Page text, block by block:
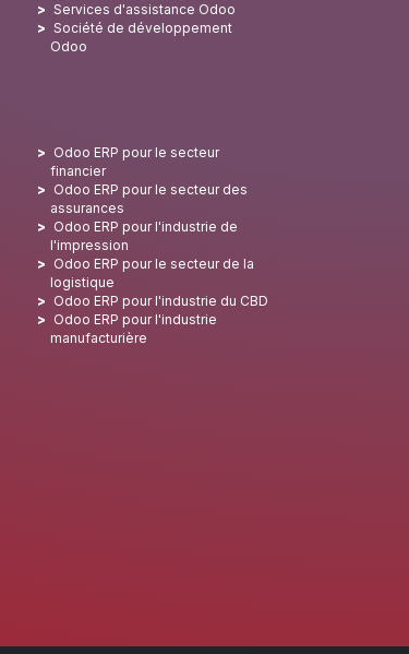
Services d'assistance Odoo
Société de développement
Odoo
Odoo ERP pour le secteur
financier
Odoo ERP pour le secteur des
assurances
Odoo ERP pour l'industrie de
l'impression
Odoo ERP pour le secteur de la
logistique
Odoo ERP pour l'industrie du CBD
Odoo ERP pour l'industrie
manufacturière